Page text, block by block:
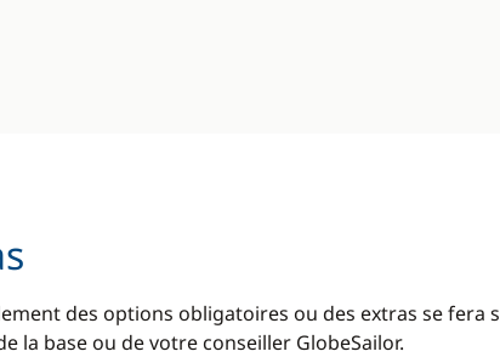
des options obligatoires ou des extras se fera
la base ou de votre conseiller GlobeSailor.